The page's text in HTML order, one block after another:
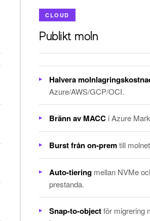
CLOUD
Publikt moln
Halvera
Azure/AWS/GCP/OCI.
Bränn av MACC i Azure
Burst från on-premtill
Auto-tiering mellan NVMe
prestanda.
Snap-to-objectför migrering